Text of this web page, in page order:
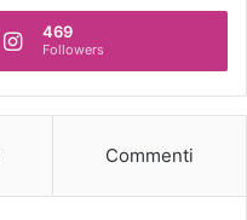
469
Followers
Commenti